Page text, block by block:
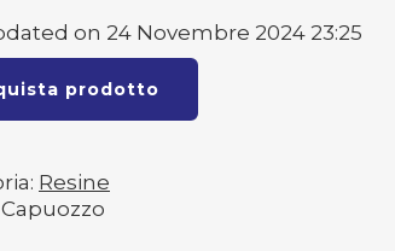
on 24 Novembre 2024 23:25
prodotto
Resine